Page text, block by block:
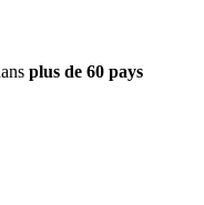
plus de 60 pays